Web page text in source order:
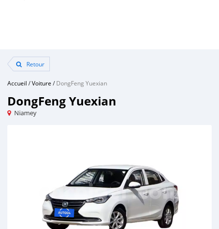
Retour
Accueil /Voiture /DongFeng Yuexian
DongFeng Yuexian
Niamey